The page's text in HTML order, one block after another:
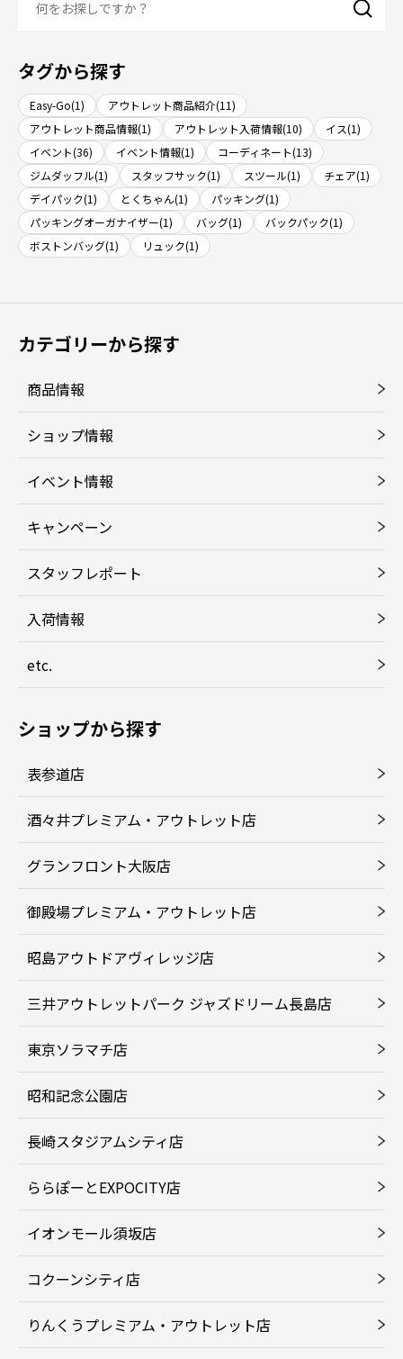
タグから探す
Easy-Go(1)
アウトレット商品紹介(11)
アウトレット商品情報(1)
アウトレット入荷情報(10)
イス(1)
イベント(36)
イベント情報(1)
コーディネート(13)
ジムダッフル(1)
スタッフサック(1) スツール(1)
チェア(1)
デイパック(1)
とくちゃん(1)
パッキング(1)
パッキングオーガナイザー(1)
バッグ(1)
バックパック(1)
ボストンバッグ(1)
リュック(1)
カテゴリーから探す
商品情報
ショップ情報
イベント情報
キャンペーン
スタッフレポート
入荷情報
etc.
ショップから探す
表参道店
酒々井プレミアム・アウトレット店
グランフロント大阪店
御殿場プレミアム・アウトレット店
昭島アウトドアヴィレッジ店
三井アウトレットパーク ジャズドリーム長島店
東京ソラマチ店
昭和記念公園店
長崎スタジアムシティ店
ららぽーとEXPOCITY店
イオンモール須坂店
コクーンシティ店
りんくうプレミアム・アウトレット店